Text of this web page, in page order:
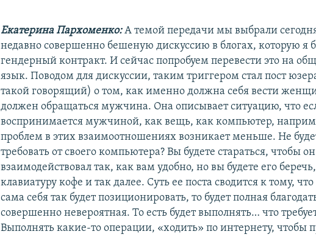
Екатерина Пархоменко:А темой передачи мы выбрали
недавно совершенно бешеную дискуссию в блогах, которую я
гендерный контракт. И сейчас попробуем перевести это на
язык. Поводом для дискуссии, таким триггером стал пост
такой говорящий) о том, как именно должна себя вести
должен обращаться мужчина. Она описывает ситуацию, что
воспринимается мужчиной, как вещь, как компьютер,
проблем в этих взаимоотношениях возникает меньше. Не
требовать от своего компьютера? Вы будете стараться, чтобы
взаимодействовал так, как вам удобно, но вы будете его
клавиатуру кофе и так далее. Суть ее поста сводится к тому,
сама себя так будет позиционировать, то будет полная
совершенно невероятная. То есть будет выполнять… что
Выполнять какие-то операции, «ходить» по интернету, чтобы